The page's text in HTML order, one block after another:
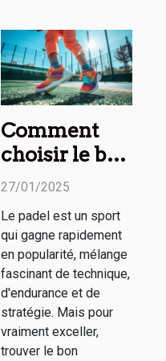
Comment
choisir le bon
partenaire de
améliorer
votre jeu
27/01/2025
Le padel est un sport
qui gagne rapidement
en popularité, mélange
fascinant de technique,
d'endurance et de
stratégie. Mais pour
vraiment exceller,
trouver le bon